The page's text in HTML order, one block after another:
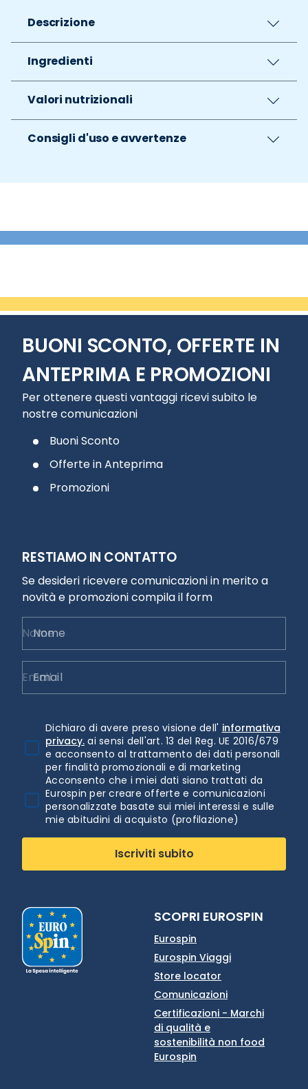
Descrizione
Ingredienti
Valori nutrizionali
Consigli d'uso e avvertenze
BUONI SCONTO, OFFERTE IN
ANTEPRIMA E PROMOZIONI
Per ottenere questi vantaggi ricevi subito le
nostre comunicazioni
Buoni Sconto
Offerte in Anteprima
Promozioni
RESTIAMO IN CONTATTO
Se desideri ricevere comunicazioni in merito a
novità e promozioni compila il form
Nome
Email
Dichiaro di avere preso visione dell' informativa
privacy. ai sensi dell'art. 13 del Reg. UE 2016/679
e acconsento al trattamento dei dati personali
per finalità promozionali e di marketing
Acconsento che i miei dati siano trattati da
Eurospin per creare offerte e comunicazioni
personalizzate basate sui miei interessi e sulle
mie abitudini di acquisto (profilazione)
Iscriviti subito
SCOPRI EUROSPIN
Eurospin
Eurospin Viaggi
Store locator
Comunicazioni
Certificazioni - Marchi
di qualità e
sostenibilità non food
Eurospin